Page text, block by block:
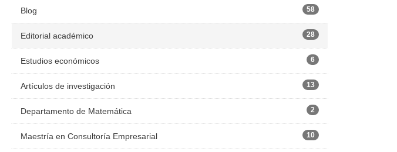
Blog 58
Editorial académico 28
Estudios económicos 6
Artículos de investigación 13
Departamento de Matemática 2
Maestría en Consultoría Empresarial 10